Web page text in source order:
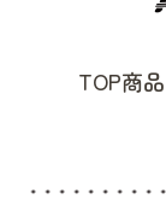
TOP商品